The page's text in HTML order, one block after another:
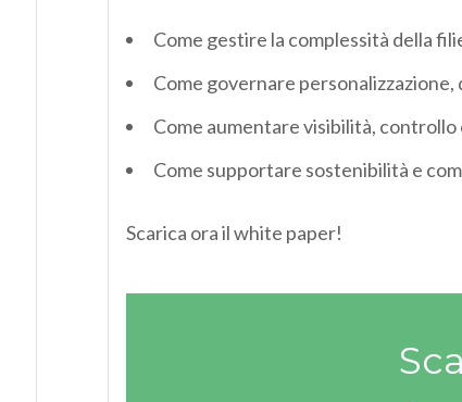
Come gestire la complessità della
Come governare personalizzazione,
Come aumentare visibilità, controllo
Come supportare sostenibilità e
Scarica ora il white paper!